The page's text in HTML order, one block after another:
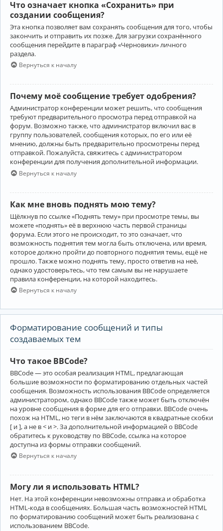
Что означает кнопка «Сохранить» при
создании сообщения?
Эта кнопка позволяет вам сохранять сообщения для того, чтобы
закончить и отправить их позже. Для загрузки сохранённого
сообщения перейдите в параграф «Черновики» личного
раздела.
Вернуться к началу
Почему моё сообщение требует одобрения?
Администратор конференции может решить, что сообщения
требуют предварительного просмотра перед отправкой на
форум. Возможно также, что администратор включил вас в
группу пользователей, сообщения которых, по его или её
мнению, должны быть предварительно просмотрены перед
отправкой. Пожалуйста, свяжитесь с администратором
конференции для получения дополнительной информации.
Вернуться к началу
Как мне вновь поднять мою тему?
Щёлкнув по ссылке «Поднять тему» при просмотре темы, вы
можете «поднять» её в верхнюю часть первой страницы
форума. Если этого не происходит, то это означает, что
возможность поднятия тем могла быть отключена, или время,
которое должно пройти до повторного поднятия темы, ещё не
прошло. Также можно поднять тему, просто ответив на неё,
однако удостоверьтесь, что тем самым вы не нарушаете
правила конференции, на которой находитесь.
Вернуться к началу
Форматирование сообщений и типы
создаваемых тем
Что такое BBCode?
BBCode — это особая реализация HTML, предлагающая
большие возможности по форматированию отдельных частей
сообщения. Возможность использования BBCode определяется
администратором, однако BBCode также может быть отключён
на уровне сообщения в форме для его отправки. BBCode очень
похож на HTML, но теги в нём заключаются в квадратные скобки
[ и ], а не в < и >. За дополнительной информацией о BBCode
обратитесь к руководству по BBCode, ссылка на которое
доступна из формы отправки сообщений.
Вернуться к началу
Могу ли я использовать HTML?
Нет. На этой конференции невозможны отправка и обработка
HTML-кода в сообщениях. Большая часть возможностей HTML
по форматированию сообщений может быть реализована с
использованием BBCode.